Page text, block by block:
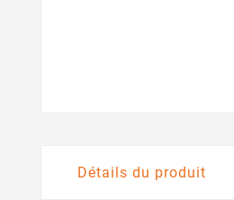
Détails du produit